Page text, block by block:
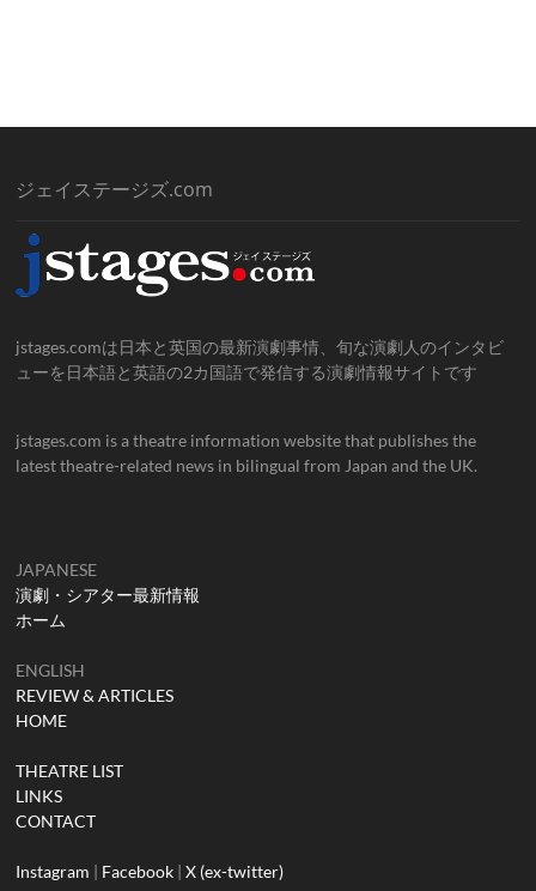
ジェイステージズ.com
jstages.comは日本と英国の最新演劇事情、旬な演劇人のインタビ
ューを日本語と英語の2カ国語で発信する演劇情報サイトです
jstages.com is a theatre information website that publishes the
latest theatre-related news in bilingual from Japan and the UK.
JAPANESE
演劇・シアター最新情報
ホーム
ENGLISH
REVIEW & ARTICLES
HOME
THEATRE LIST
LINKS
CONTACT
Instagram | Facebook |X (ex-twitter)